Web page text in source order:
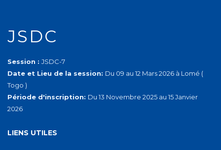
JSDC
Session : JSDC-7
Date et Lieu de la session: Du 09 au 12 Mars 2026 à Lomé (
Togo )
Période d'inscription: Du 13 Novembre 2025 au 15 Janvier
2026
LIENS UTILES